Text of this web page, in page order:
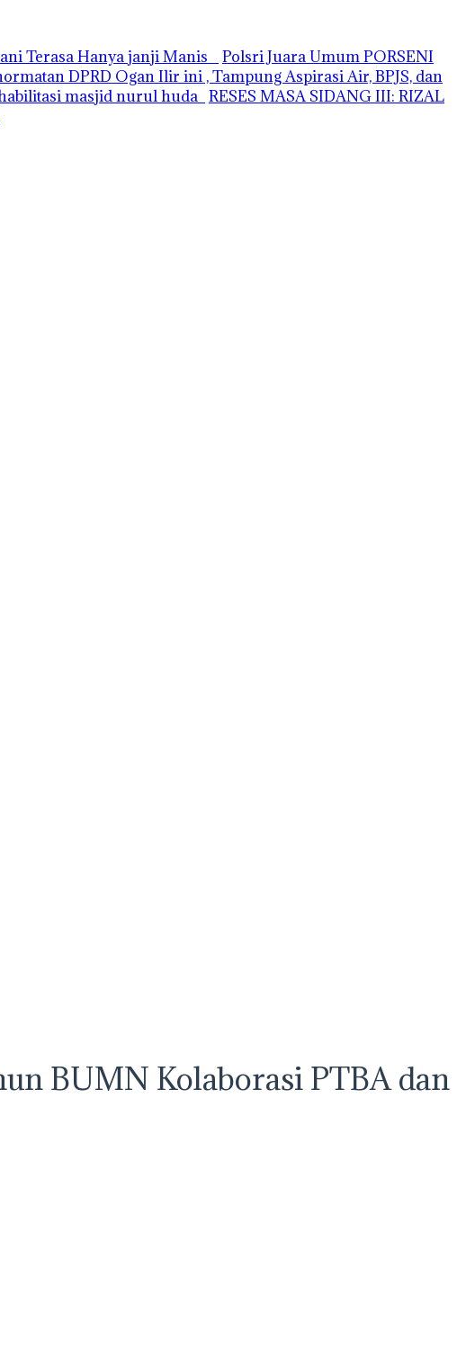
Terasa Hanya janji Manis
Polsri Juara Umum PORSENI
DPRD Ogan Ilir ini , Tampung Aspirasi Air, BPJS, dan
masjid nurul huda RESES MASA SIDANG III: RIZAL
BUMN Kolaborasi PTBA dan